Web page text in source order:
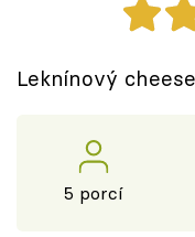
Těhotnej
Sledujte prima+
Přihlášení
Leknínový
5 porcí